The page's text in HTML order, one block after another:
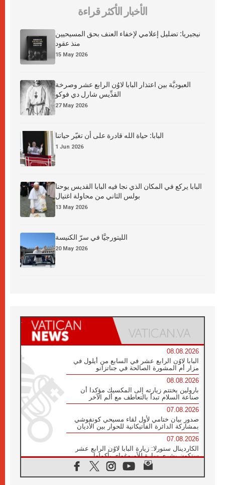
الأخبار الأكثر قراءة
نيجيريا: تضليل إعلامي لإخفاء العنف بحق المسيحيين
منذ عقود
15 May 2026
العبوديَّة بين اعتذار البابا لاوُن الرابع عشر وصرخة
القدِّيس شارل دي فوكو
27 May 2026
البابا: حياة الله قادرة على أن تغيّر حياتنا
1 Jun 2026
البابا يركع في المكان الذي نجا فيه البابا القديس يوحنا
بولس الثاني من محاولة اغتيال
13 May 2026
الليتورجيَّا في سرّ الكنيسة
20 May 2026
08.08.2026
البابا لاوُن الرابع عشر في السابع من أيلول في
مزار أم المشورة الصالحة في جناتزانو
08.08.2026
بارولين يختتم زيارته إلى المكسيك مؤكدا أن
صناعة السلام تبدأ بالتعاطف مع ألم الآخر
07.08.2026
صدور بيان ختامي لأول لقاء مسيحي كونفوشي
بمشاركة الدائرة الفاتيكانية للحوار بين الأديان
07.08.2026
الكاردينال ستورلا: زيارة البابا لاوُن الرابع عشر
ستكون بشرى سارة للأوروغواي بأكملها
الفاتيكان يعلن برنامج الزيارة الرسولية للبابا لاوُن